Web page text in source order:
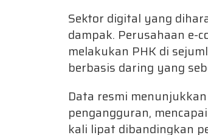
Sektor digital yang
dampak. Perusahaan e-
melakukan PHK di
berbasis daring yang
Data resmi
pengangguran,
kali lipat dibandingkan